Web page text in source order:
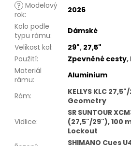
? Modelový
rok:
2026
Kolo podle
typu rámu:
Dámské
Velikost kol: 29", 27,5"
Použití: Zpevněné cesty,
Materiál
rámu: Aluminium
Rám:
KELLYS KLC
Geometry
Vidlice:
SR SUNTOUR
(27,5"/29"), 100
Lockout
SHIMANO Cues